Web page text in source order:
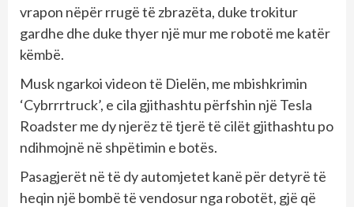
vrapon nëpër rrugë të zbrazëta, duke trokitur
gardhe dhe duke thyer një mur me robotë me katër
këmbë.
Musk ngarkoi videon të Dielën, me mbishkrimin
‘Cybrrrtruck’, e cila gjithashtu përfshin një Tesla
Roadster me dy njerëz të tjerë të cilët gjithashtu po
ndihmojnë në shpëtimin e botës.
Pasagjerët në të dy automjetet kanë për detyrë të
heqin një bombë të vendosur nga robotët, gjë që